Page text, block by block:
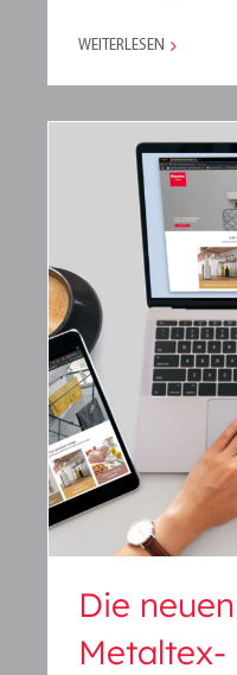
WEITERLESEN
Die
Metaltex-
Die
Metaltex-